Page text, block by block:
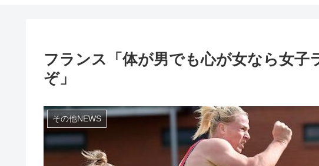
フランス「体が男でも心が女なら女子
ぞ」
その他NEWS